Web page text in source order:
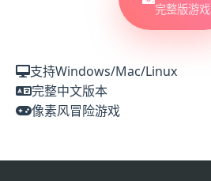
完整版游戏
支持Windows/Mac/Linux
完整中文版本
像素风冒险游戏